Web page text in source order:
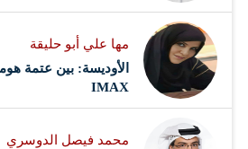
مها علي أبو حليقة
الأوديسة: بين عتمة
IMAX
محمد فيصل الدوسري ​